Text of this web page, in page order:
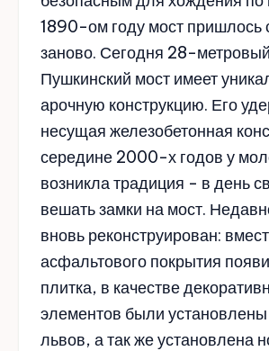
1890-ом году мост пришлось
заново. Сегодня 28-метровый
Пушкинский мост имеет
арочную конструкцию. Его
несущая железобетонная
середине 2000-х годов у
возникла традиция - в день
вешать замки на мост.
вновь реконструирован:
асфальтового покрытия
плитка, в качестве
элементов были установлены
львов, а так же установлена